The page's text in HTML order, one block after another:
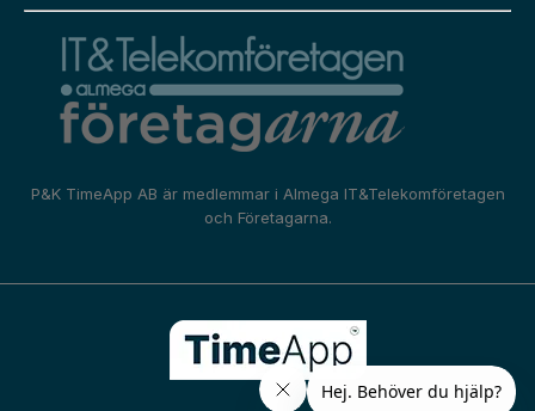
P&K TimeApp AB är medlemmar i Almega IT&Telekomföretagen
och Företagarna.